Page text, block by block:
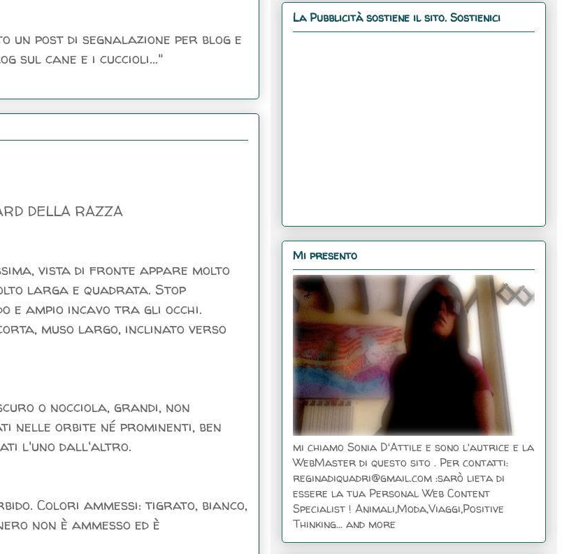
un post di segnalazione per blog e
sul cane e i cuccioli..."
DELLA RAZZA
vista di fronte appare molto
larga e quadrata. Stop
e ampio incavo tra gli occhi.
muso largo, inclinato verso
o nocciola, grandi, non
nelle orbite né prominenti, ben
l'uno dall'altro.
Colori ammessi: tigrato, bianco,
non è ammesso ed è
La Pubblicità sostiene il sito. Sostienici
Mi presento
mi chiamo Sonia D'Attile e sono l'autrice e la
WebMaster di questo sito . Per contatti:
reginadiquadri@gmail.com :sarò lieta di
essere la tua Personal Web Content
Specialist ! Animali,Moda,Viaggi,Positive
Thinking... and more